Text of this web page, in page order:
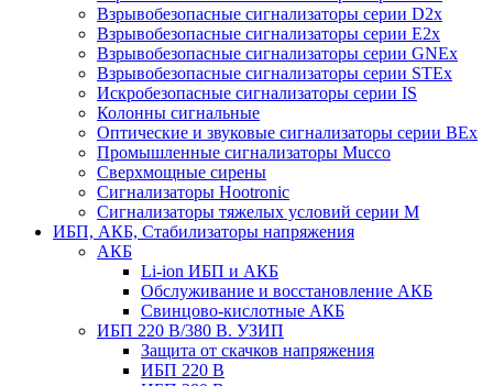
Взрывобезопасные сигнализаторы серии D2x
Взрывобезопасные сигнализаторы серии E2x
Взрывобезопасные сигнализаторы серии GNEx
Взрывобезопасные сигнализаторы серии STEx
Искробезопасные сигнализаторы серии IS
Колонны сигнальные
Оптические и звуковые сигнализаторы серии BEx
Промышленные сигнализаторы Mucco
Сверхмощные сирены
Сигнализаторы Hootronic
Сигнализаторы тяжелых условий серии M
ИБП, АКБ, Стабилизаторы напряжения
АКБ
Li-ion ИБП и АКБ
Обслуживание и восстановление АКБ
Свинцово-кислотные АКБ
ИБП 220 В/380 В. УЗИП
Защита от скачков напряжения
ИБП 220 В